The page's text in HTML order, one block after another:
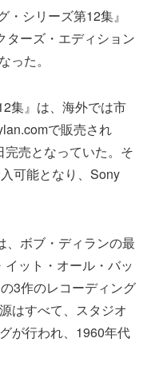
シリーズ第12集』
ターズ・エディション
た。
集』は、海外では市
で販売され
売となっていた。そ
可能となり、Sony
、ボブ・ディランの最
ット・オール・バッ
3作のレコーディング
はすべて、スタジオ
が行われ、1960年代